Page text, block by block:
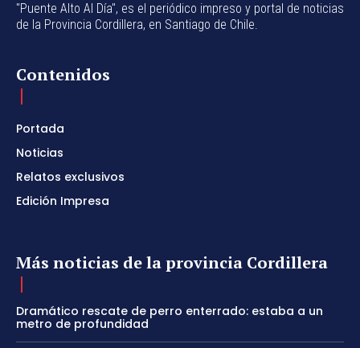
"Puente Alto Al Día", es el periódico impreso y portal de noticias
de la Provincia Cordillera, en Santiago de Chile.
Contenidos
Portada
Noticias
Relatos exclusivos
Edición Impresa
Más noticias de la provincia Cordillera
Dramático rescate de perro enterrado: estaba a un
metro de profundidad